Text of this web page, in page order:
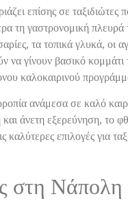
επίσης σε ταξιδιώτες
τη γαστρονομική πλευρά
τα τοπικά γλυκά, οι
να γίνουν βασικό κομμάτι
καλοκαιρινού
ανάμεσα σε καλό
και άνετη εξερεύνηση, το
καλύτερες επιλογές για
στη Νάπολη